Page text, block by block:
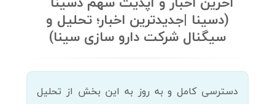
(دسینا |جدیدترین اخبار؛ تحلیل و
سیگنال شرکت دارو سازی سینا)
دسترسی کامل و به روز به این بخش از تحلیل